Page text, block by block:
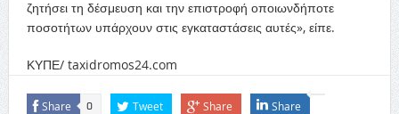
ζητήσει τη δέσμευση και την επιστροφή οποιωνδήποτε
ποσοτήτων υπάρχουν στις εγκαταστάσεις αυτές», είπε.
ΚΥΠΕ/ taxidromos24.com
Share 0 Tweet Share Share